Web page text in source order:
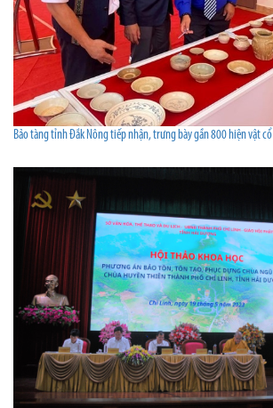
Bảo tàng tỉnh Đắk Nông tiếp nhận, trưng bày gần 800 hiện vật cổ